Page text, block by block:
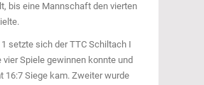
bis eine Mannschaft den vierten
1 setzte sich der TTC Schiltach I
vier Spiele gewinnen konnte und
16:7 Siege kam. Zweiter wurde